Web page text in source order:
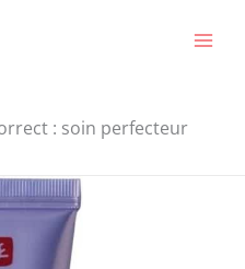
: soin perfecteur